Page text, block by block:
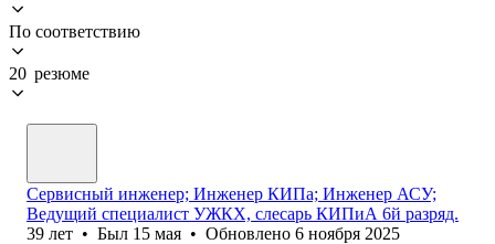
По соответствию
20 резюме
Сервисный инженер; Инженер КИПа; Инженер АСУ;
Ведущий специалист УЖКХ, слесарь КИПиА 6й разряд.
39 лет • Был 15 мая • Обновлено 6 ноября 2025